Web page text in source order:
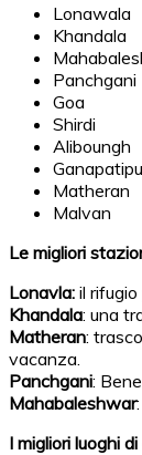
Lonawala
Khandala
Panchgani
Goa
Shirdi
Aliboungh
Matheran
Malvan
Le migliori
Lonavla: il
Khandala: una
Matheran:
vacanza.
Panchgani:
Mahabaleshwar
I migliori luoghi